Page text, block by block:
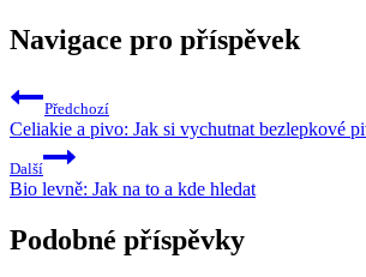
Navigace pro příspěvek
Předchozí
Celiakie a pivo: Jak si vychutnat bezlepkové
Další
Bio levně: Jak na to a kde hledat
Podobné příspěvky